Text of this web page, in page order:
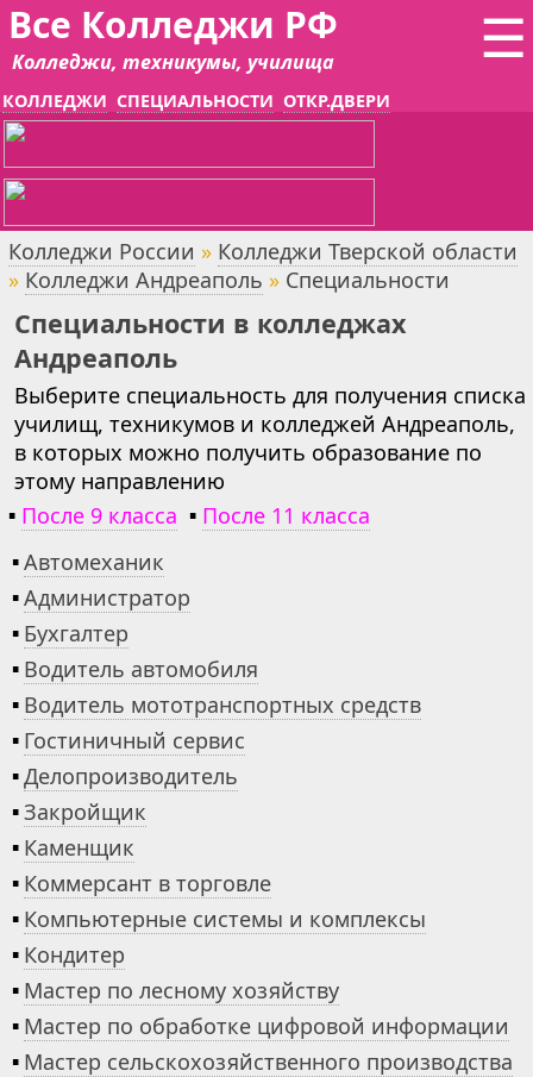
☰
Все Колледжи РФ
Колледжи, техникумы, училища
КОЛЛЕДЖИ СПЕЦИАЛЬНОСТИ ОТКР.ДВЕРИ
Колледжи России » Колледжи Тверской области
» Колледжи Андреаполь » Специальности
Специальности в колледжах
Андреаполь
Выберите специальность для получения списка
училищ, техникумов и колледжей Андреаполь,
в которых можно получить образование по
этому направлению
▪ После 9 класса ▪ После 11 класса
▪Автомеханик
▪Администратор
▪ Бухгалтер
▪ Водитель автомобиля
▪ Водитель мототранспортных средств
▪ Гостиничный сервис
▪Делопроизводитель
▪Закройщик
▪ Каменщик
▪ Коммерсант в торговле
▪ Компьютерные системы и комплексы
▪ Кондитер
▪ Мастер по лесному хозяйству
▪ Мастер по обработке цифровой информации
▪ Мастер сельскохозяйственного производства